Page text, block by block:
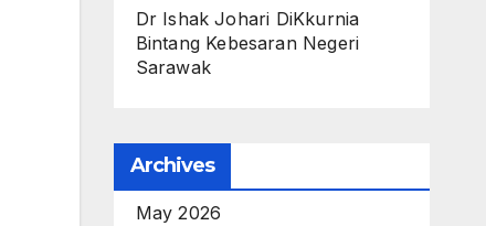
Dr Ishak Johari DiKkurnia
Bintang Kebesaran Negeri
Sarawak
Archives
May 2026